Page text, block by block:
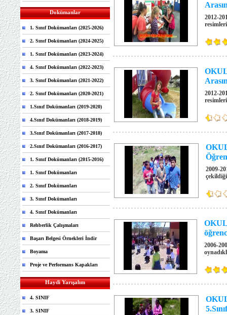
Dokümanlar
1. Sınıf Dokümanları (2025-2026)
2. Sınıf Dokümanları (2024-2025)
1. Sınıf Dokümanları (2023-2024)
4. Sınıf Dokümanları (2022-2023)
3. Sınıf Dokümanları (2021-2022)
2. Sınıf Dokümanları (2020-2021)
1.Sınıf Dokümanları (2019-2020)
4.Sınıf Dokümanları (2018-2019)
3.Sınıf Dokümanları (2017-2018)
2.Sınıf Dokümanları (2016-2017)
1. Sınıf Dokümanları (2015-2016)
1. Sınıf Dokümanları
2. Sınıf Dokümanları
3. Sınıf Dokümanları
4. Sınıf Dokümanları
Rehberlik Çalışmaları
Başarı Belgesi Örnekleri İndir
Boyama
Proje ve Performans Kapakları
Haydi Yarışalım
4. SINIF
3. SINIF
2012-
2012-
2009-
OKUL
2006-